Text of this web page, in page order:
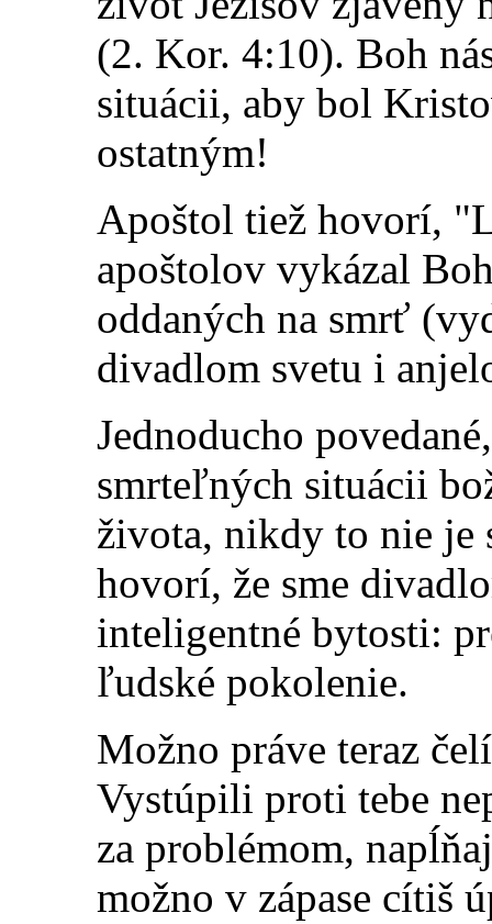
(2. Kor. 4:10). Boh
situácii, aby bol
ostatným!
Apoštol tiež hovorí,
apoštolov vykázal
oddaných na smrť
divadlom svetu i
Jednoducho
smrteľných situácii
života, nikdy to nie je
hovorí, že sme
inteligentné bytosti:
ľudské pokolenie.
Možno práve teraz
Vystúpili proti tebe
za problémom,
možno v zápase cítiš